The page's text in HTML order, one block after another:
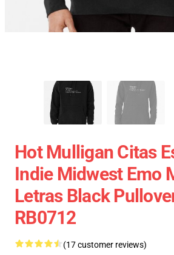
Hot Mulligan Citas
Indie Midwest Emo
Letras Black
RB0712
(17 customer reviews)